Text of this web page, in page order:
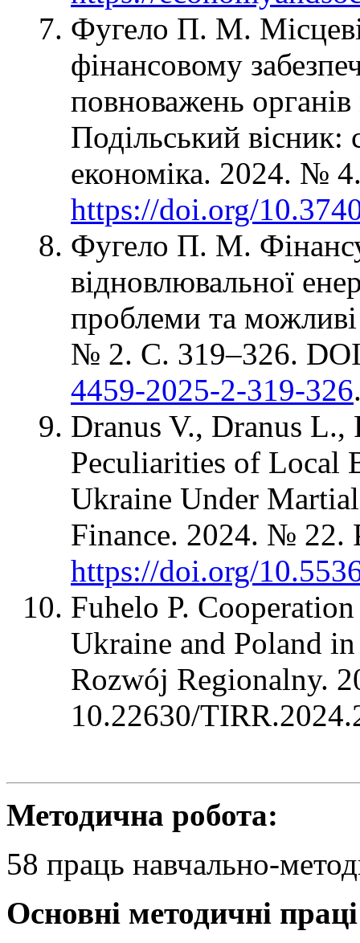
Фугело П. М. Місцеві
фінансовому
повноважень
Подільський вісник:
економіка. 2024. №
https://doi.org/
Фугело П. М.
відновлювальної
проблеми та
№ 2. С. 319–326.
4459-2025-2-319-326
Dranus V., Dranus L.,
Peculiarities of Local
Ukraine Under
Finance. 2024. № 22.
https://doi.org/
Fuhelo P.
Ukraine and Poland
Rozwój Regionalny.
10.22630/
Методична робота:
58 праць навчально-
Основні методичні